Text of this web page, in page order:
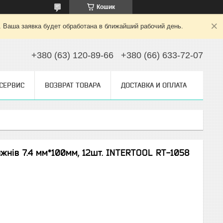
Кошик
заявка будет обработана в ближайший рабочий день.
+380 (63) 120-89-66 +380 (66) 633-72-07
ВОЗВРАТ ТОВАРА ДОСТАВКА И ОПЛАТА
7.4 мм*100мм, 12шт. INTERTOOL RT-1058